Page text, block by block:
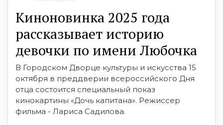
Киноновинка 2025 года
рассказывает историю
девочки по имени Любочка
В Городском Дворце культуры и искусства 15
октября в преддверии всероссийского Дня
отца состоится специальный показ
кинокартины «Дочь капитана». Режиссер
фильма - Лариса Садилова.